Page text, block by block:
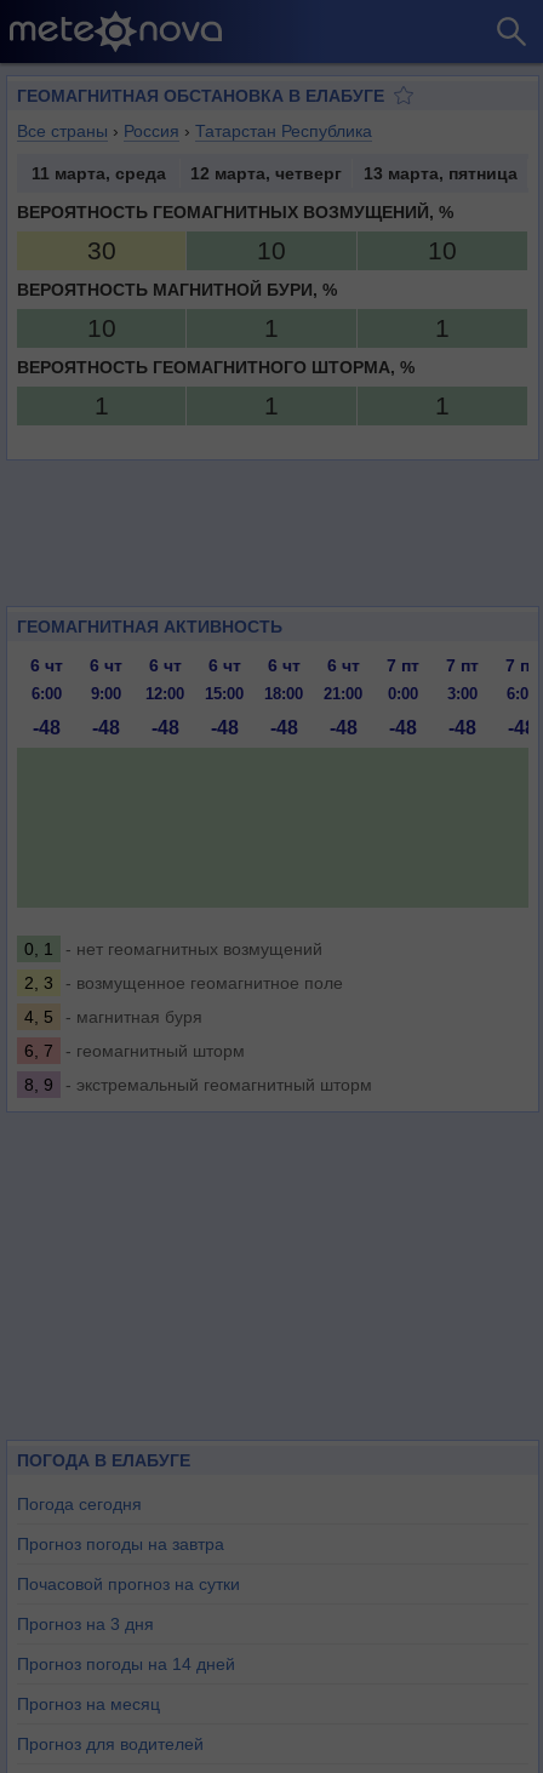
ГЕОМАГНИТНАЯ ОБСТАНОВКА В ЕЛАБУГЕ
Все страны › Россия › Татарстан Республика
11 марта, среда 12 марта, четверг
13 марта, пятница
ВЕРОЯТНОСТЬ ГЕОМАГНИТНЫХ ВОЗМУЩЕНИЙ, %
30 10 10
ВЕРОЯТНОСТЬ МАГНИТНОЙ БУРИ, %
10 1 1
ВЕРОЯТНОСТЬ ГЕОМАГНИТНОГО ШТОРМА, %
1 1 1
ГЕОМАГНИТНАЯ АКТИВНОСТЬ
6 чт
6 чт 6 чт 6 чт 6 чт 6 чт 7 пт 7 пт 7 пт
6:00 9:00 12:00 15:00 18:00 21:00 0:00 3:00 6:00
-48 -48 -48 -48 -48 -48 -48 -48 -48
0, 1
- нет геомагнитных возмущений
2, 3
- возмущенное геомагнитное поле
4, 5
- магнитная буря
6, 7
- геомагнитный шторм
8, 9
- экстремальный геомагнитный шторм
ПОГОДА В ЕЛАБУГЕ
Погода сегодня
Прогноз погоды на завтра
Почасовой прогноз на сутки
Прогноз на 3 дня
Прогноз погоды на 14 дней
Прогноз на месяц
Прогноз для водителей